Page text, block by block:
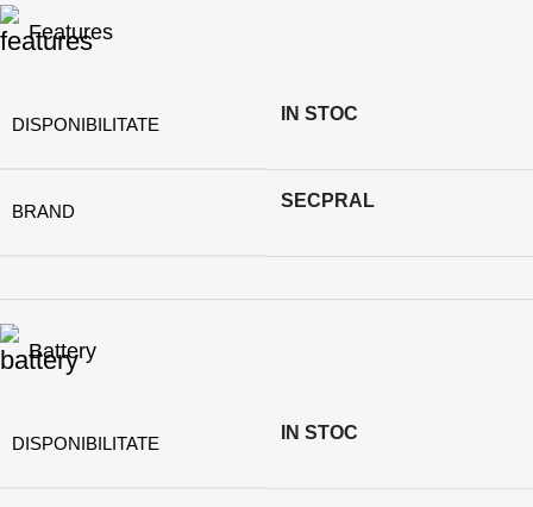
Features
DISPONIBILITATE
IN STOC
BRAND
SECPRAL
Battery
DISPONIBILITATE
IN STOC